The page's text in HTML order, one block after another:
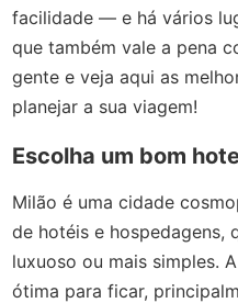
facilidade — e há vários
que também vale a pena
gente e veja aqui as
planejar a sua viagem!
Escolha um bom
Milão é uma cidade
de hotéis e hospedagens,
luxuoso ou mais simples.
ótima para ficar,